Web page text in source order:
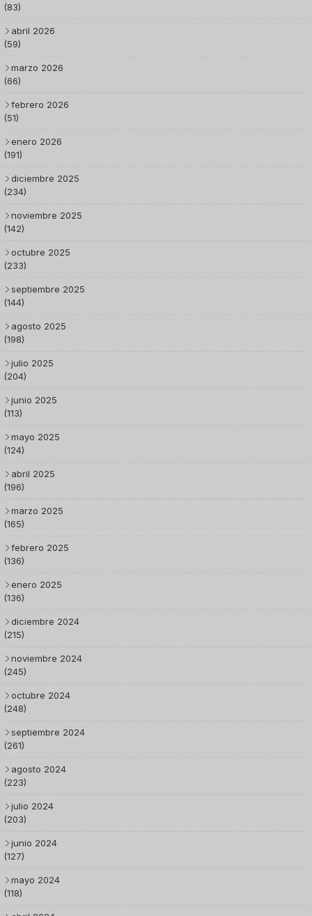
(83)
abril 2026
(59)
marzo 2026
(66)
febrero 2026
(51)
enero 2026
(191)
diciembre 2025
(234)
noviembre 2025
(142)
octubre 2025
(233)
septiembre 2025
(144)
agosto 2025
(198)
julio 2025
(204)
junio 2025
(113)
mayo 2025
(124)
abril 2025
(196)
marzo 2025
(165)
febrero 2025
(136)
enero 2025
(136)
diciembre 2024
(215)
noviembre 2024
(245)
octubre 2024
(248)
septiembre 2024
(261)
agosto 2024
(223)
julio 2024
(203)
junio 2024
(127)
mayo 2024
(118)